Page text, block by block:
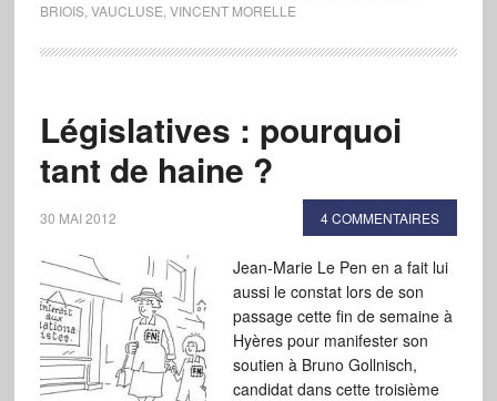
BRIOIS, VAUCLUSE VINCENT MORELLE
Législatives : pourquoi
tant de haine ?
30 MAI 2012 4 COMMENTAIRES
Jean-Marie Le Pen en a fait lui
aussi le constat lors de son
passage cette fin de semaine à
Hyères pour manifester son
soutien à Bruno Gollnisch,
candidat dans cette troisième